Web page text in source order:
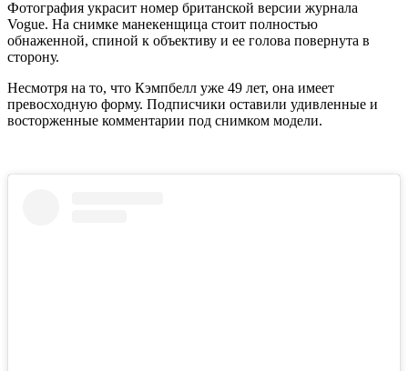
Фотография украсит номер британской версии журнала
Vogue. На снимке манекенщица стоит полностью
обнаженной, спиной к объективу и ее голова повернута в
сторону.
Несмотря на то, что Кэмпбелл уже 49 лет, она имеет
превосходную форму. Подписчики оставили удивленные и
восторженные комментарии под снимком модели.